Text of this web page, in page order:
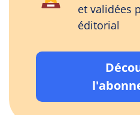
et validées
éditorial